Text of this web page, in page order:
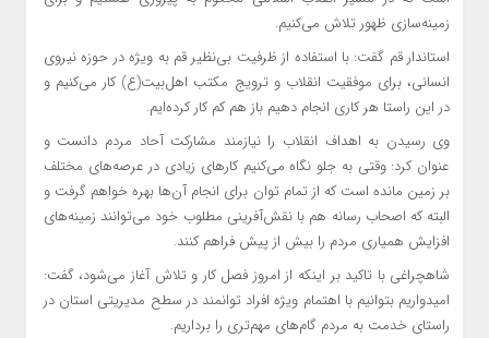
زمینه‌سازی ظهور تلاش می‌کنیم.
استاندار قم گفت: با استفاده از ظرفیت بی‌نظیر قم به ویژه در حوزه نیروی
انسانی، برای موفقیت انقلاب و ترویج مکتب اهل‌بیت(ع) کار می‌کنیم و
در این راستا هر کاری انجام دهیم باز هم کم کار کرده‌ایم.
وی رسیدن به اهداف انقلاب را نیازمند مشارکت آحاد مردم دانست و
عنوان کرد: وقتی به جلو نگاه می‌کنیم کارهای زیادی در عرصه‌های مختلف
بر زمین مانده است که از تمام توان برای انجام آن‌ها بهره خواهم گرفت و
البته که اصحاب رسانه هم با نقش‌آفرینی مطلوب خود می‌توانند زمینه‌های
افزایش همیاری مردم را بیش از پیش فراهم کنند.
شاهچراغی با تاکید بر اینکه از امروز فصلکار و تلاش آغاز می‌شود، گفت:
امیدواریم بتوانیم با اهتمام ویژه افراد توانمند در سطح مدیریتی استان در
راستای خدمت به مردم گام‌های مهم‌تری را برداریم.